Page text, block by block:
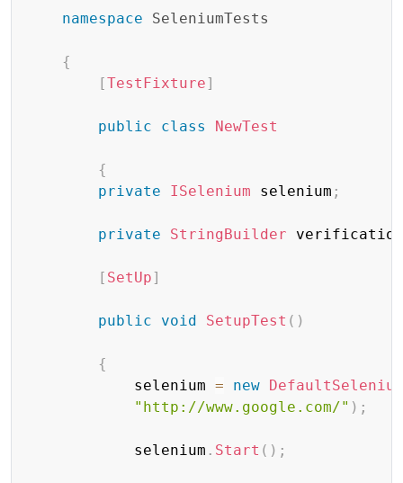
namespace SeleniumTests
{
[TestFixture]
public class NewTest
{
private
ISelenium selenium ;
private StringBuilder
[ SetUp]
public void SetupTest ( )
{
            selenium
= new DefaultSelenium
"http://www.google.com/" ) ;
            selenium
. Start ( ) ;